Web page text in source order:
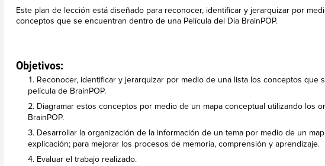
Este plan de lección está diseñado para reconocer, identificar y jerarquizar por
conceptos que se encuentran dentro de una Película del Día BrainPOP.
Objetivos:
Reconocer, identificar y jerarquizar por medio de una lista los conceptos que
película de BrainPOP.
Diagramar estos conceptos por medio de un mapa conceptual utilizando los
BrainPOP.
Desarrollar la organización de la información de un tema por medio de un
explicación; para mejorar los procesos de memoria, comprensión y aprendizaje.
Evaluar el trabajo realizado.